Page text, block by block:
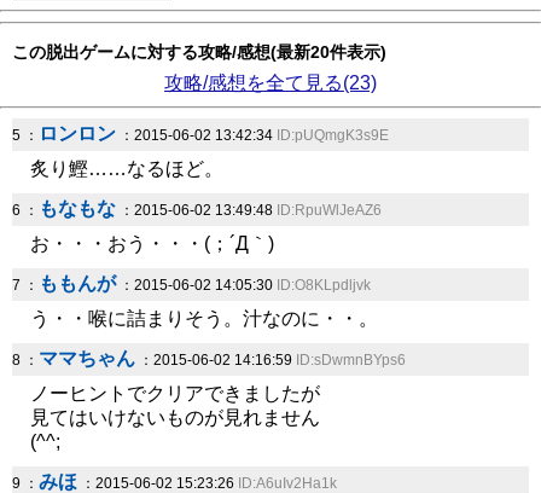
この脱出ゲームに対する攻略/感想(最新20件表示)
攻略/感想を全て見る(23)
5 ： ロンロン ：2015-06-02 13:42:34 ID:pUQmgK3s9E
炙り鰹……なるほど。
6 ： もなもな ：2015-06-02 13:49:48 ID:RpuWlJeAZ6
お・・・おう・・・(；´Д｀)
7 ： ももんが：2015-06-02 14:05:30 ID:O8KLpdljvk
う・・喉に詰まりそう。汁なのに・・。
8 ： ママちゃん ：2015-06-02 14:16:59 ID:sDwmnBYps6
ノーヒントでクリアできましたが
見てはいけないものが見れません
(^^;
9 ： みほ ：2015-06-02 15:23:26 ID:A6uIv2Ha1k